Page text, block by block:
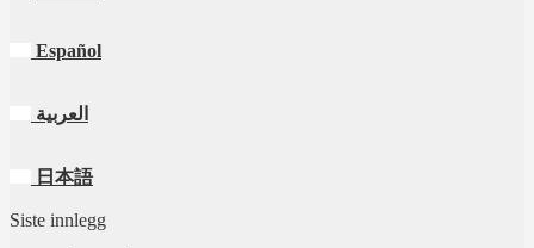
Español
العربية
日本語
Siste innlegg